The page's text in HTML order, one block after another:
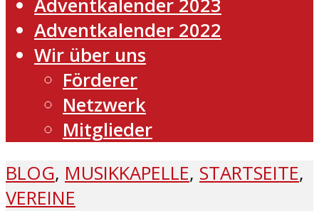
Adventkalender 2023
Adventkalender 2022
Wir über uns
Förderer
Netzwerk
Mitglieder
BLOG, MUSIKKAPELLE, STARTSEITE,
VEREINE